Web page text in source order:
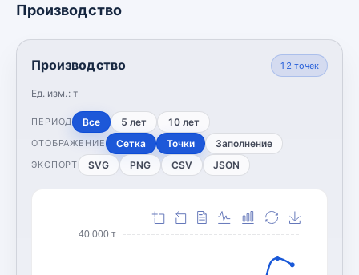
Производство
Производство
Ед. изм.: т
12 точек
ПЕРИОД Все 5 лет 10 лет
ОТОБРАЖЕНИЕ Сетка Точки Заполнение
ЭКСПОРТ SVG PNG CSV JSON
40 000 т